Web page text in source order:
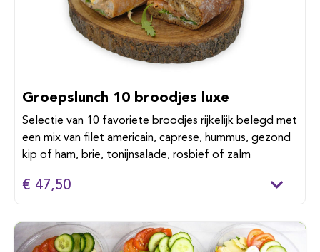
Groepslunch 10 broodjes luxe
Selectie van 10 favoriete broodjes rijkelijk belegd met
een mix van filet americain, caprese, hummus, gezond
kip of ham, brie, tonijnsalade, rosbief of zalm
€ 47,50